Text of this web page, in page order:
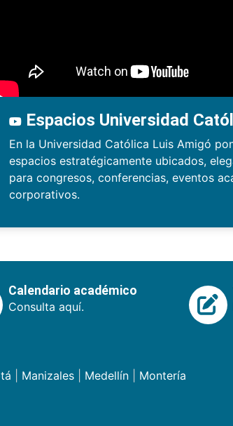
Espacios Universidad
En la Universidad Católica Luis Amigó
espacios estratégicamente ubicados,
para congresos, conferencias, eventos
corporativos.
Calendario académico
Consulta aquí.
Manizales| Medellín| Montería